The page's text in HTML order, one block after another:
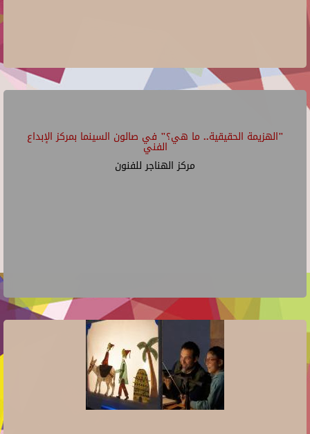
"الهزيمة الحقيقية.. ما هي؟" في صالون السينما بمركز الإبداع
الفني
مركز الهناجر للفنون